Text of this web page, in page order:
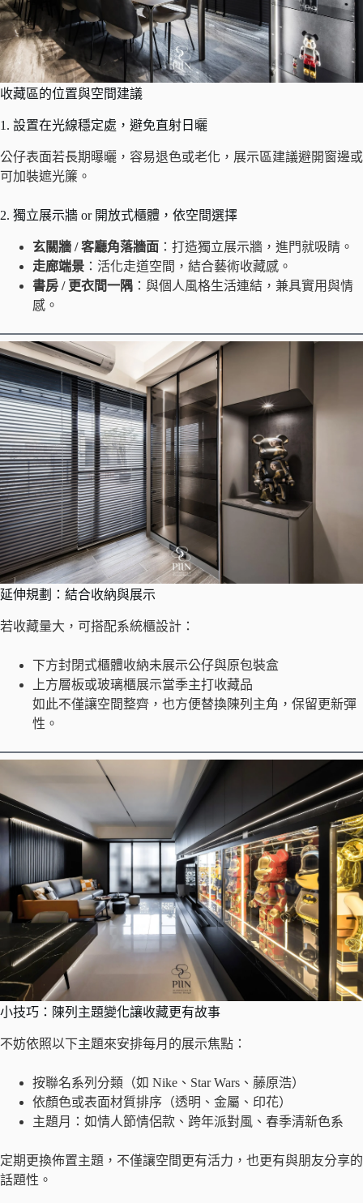
收藏區的位置與空間建議
1. 設置在光線穩定處，避免直射日曬
公仔表面若長期曝曬，容易退色或老化，展示區建議避開窗邊或
可加裝遮光簾。
2. 獨立展示牆 or 開放式櫃體，依空間選擇
玄關牆 / 客廳角落牆面 ：打造獨立展示牆，進門就吸睛。
走廊端景 ：活化走道空間，結合藝術收藏感。
書房 / 更衣間一隅 ：與個人風格生活連結，兼具實用與情
感。
延伸規劃：結合收納與展示
若收藏量大，可搭配系統櫃設計：
下方封閉式櫃體收納未展示公仔與原包裝盒
上方層板或玻璃櫃展示當季主打收藏品
如此不僅讓空間整齊，也方便替換陳列主角，保留更新彈
性。
小技巧：陳列主題變化讓收藏更有故事
不妨依照以下主題來安排每月的展示焦點：
按聯名系列分類（如 Nike、Star Wars、藤原浩）
依顏色或表面材質排序（透明、金屬、印花）
主題月：如情人節情侶款、跨年派對風、春季清新色系
定期更換佈置主題，不僅讓空間更有活力，也更有與朋友分享的
話題性。